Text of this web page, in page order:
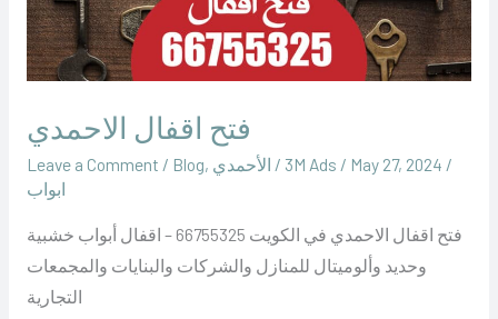
فتح اقفال الاحمدي
Leave a Comment / Blog, الأحمدي / / May 27, 2024 /
ابواب
فتح اقفال الاحمدي في الكويت 66755325 – اقفال أبواب خشبية
وحديد وألوميتال للمنازل والشركات والبنايات والمجمعات
التجارية